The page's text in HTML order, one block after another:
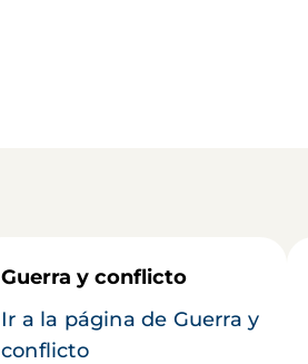
Guerra y conflicto
Ir a la página de Guerra y
conflicto